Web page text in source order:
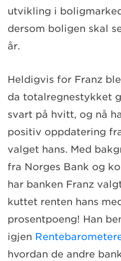
utvikling i
dersom boligen skal
år.
Heldigvis for Franz
da totalregnestykket
svart på hvitt, og nå
positiv oppdatering
valget hans. Med
fra Norges Bank og
har banken Franz
kuttet renten hans
prosentpoeng! Han
igjen
hvordan de andre